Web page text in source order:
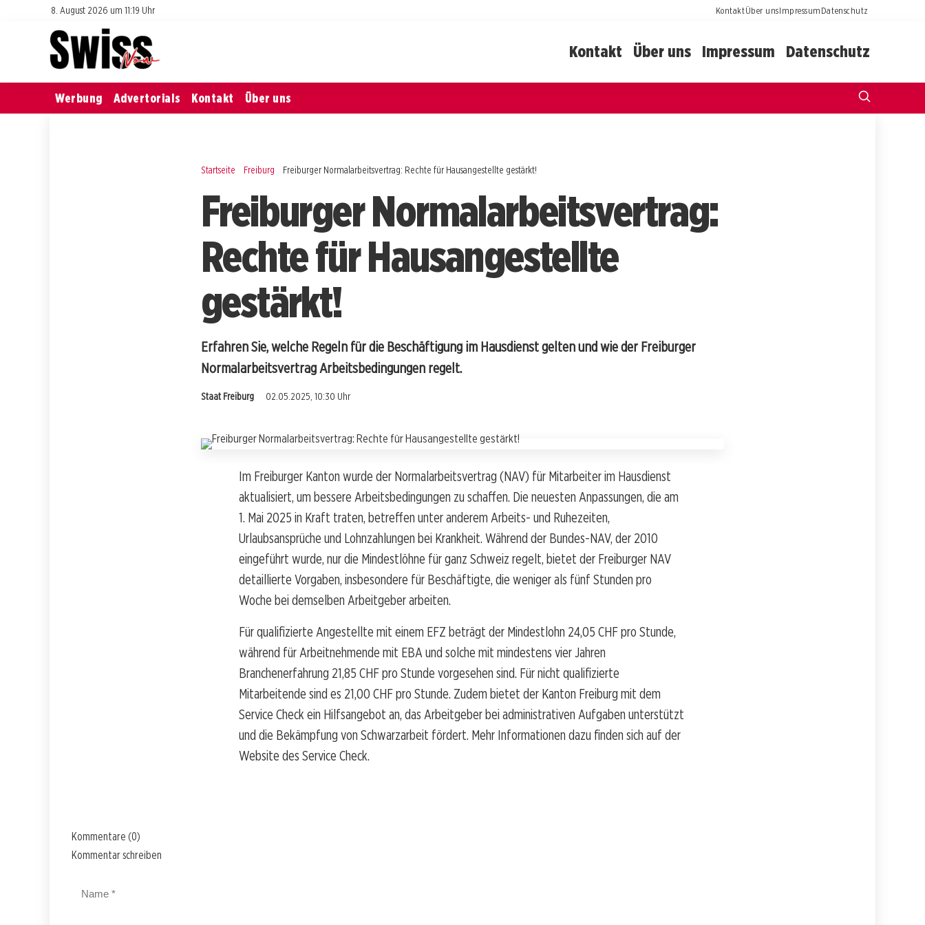
8. August 2026 um 11:19 Uhr KontaktÜber unsImpressumDatenschutz
Kontakt Über uns Impressum Datenschutz
Werbung Advertorials Kontakt Über uns
Startseite Freiburg Freiburger Normalarbeitsvertrag: Rechte für Hausangestellte gestärkt!
Freiburger Normalarbeitsvertrag:
Rechte für Hausangestellte
gestärkt!
Erfahren Sie, welche Regeln für die Beschäftigung im Hausdienst gelten und wie der Freiburger
Normalarbeitsvertrag Arbeitsbedingungen regelt.
Staat Freiburg 02.05.2025, 10:30 Uhr
Im Freiburger Kanton wurde der Normalarbeitsvertrag (NAV) für Mitarbeiter im Hausdienst
aktualisiert, um bessere Arbeitsbedingungen zu schaffen. Die neuesten Anpassungen, die am
1. Mai 2025 in Kraft traten, betreffen unter anderem Arbeits- und Ruhezeiten,
Urlaubsansprüche und Lohnzahlungen bei Krankheit. Während der Bundes-NAV, der 2010
eingeführt wurde, nur die Mindestlöhne für ganz Schweiz regelt, bietet der Freiburger NAV
detaillierte Vorgaben, insbesondere für Beschäftigte, die weniger als fünf Stunden pro
Woche bei demselben Arbeitgeber arbeiten.
Für qualifizierte Angestellte mit einem EFZ beträgt der Mindestlohn 24,05 CHF pro Stunde,
während für Arbeitnehmende mit EBA und solche mit mindestens vier Jahren
Branchenerfahrung 21,85 CHF pro Stunde vorgesehen sind. Für nicht qualifizierte
Mitarbeitende sind es 21,00 CHF pro Stunde. Zudem bietet der Kanton Freiburg mit dem
Service Check ein Hilfsangebot an, das Arbeitgeber bei administrativen Aufgaben unterstützt
und die Bekämpfung von Schwarzarbeit fördert. Mehr Informationen dazu finden sich auf der
Website des Service Check.
Kommentare (0)
Kommentar schreiben